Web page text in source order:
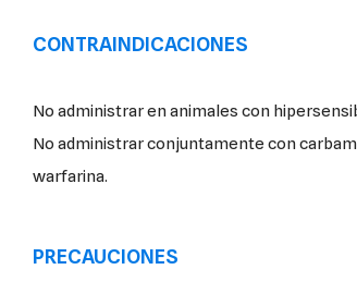
CONTRAINDICACIONES
No administrar en animales con
No administrar conjuntamente con
warfarina.
PRECAUCIONES